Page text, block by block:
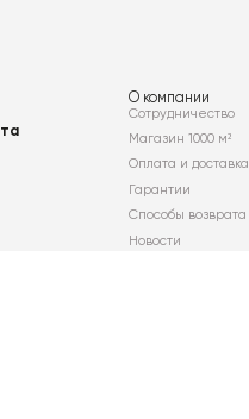
О компании
Сотрудничество
Магазин 1000 м²
Оплата и доставка
Гарантии
Способы возврата
Новости